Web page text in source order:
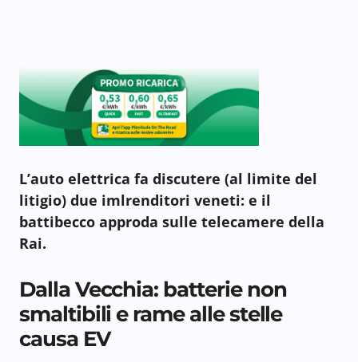
L’auto elettrica fa discutere (al limite del
litigio) due imlrenditori veneti: e il
battibecco approda sulle telecamere della
Rai.
Dalla Vecchia: batterie non
smaltibili e rame alle stelle
causa EV